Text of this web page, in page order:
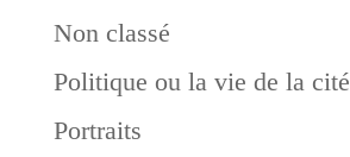
Non classé
Politique ou la vie de la cité
Portraits